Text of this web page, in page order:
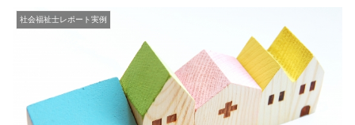
社会福祉士レポート実例